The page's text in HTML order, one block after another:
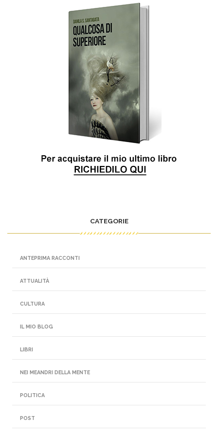
CATEGORIE
ANTEPRIMA RACCONTI
ATTUALITÀ
CULTURA
IL MIO BLOG
LIBRI
NEI MEANDRI DELLA MENTE
POLITICA
POST